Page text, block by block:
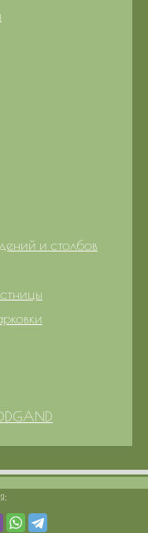
и столбов